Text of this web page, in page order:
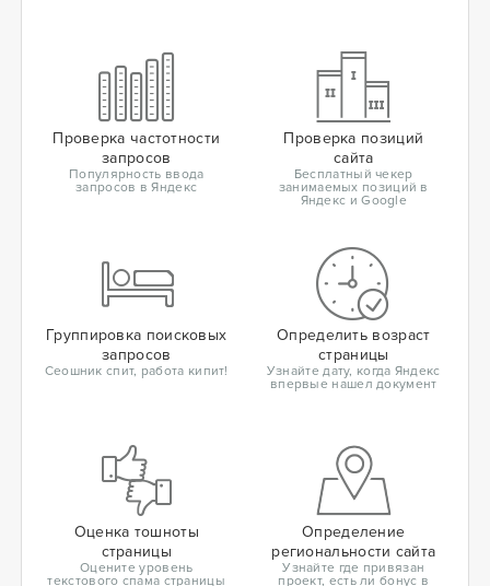
Проверка частотности
запросов
Популярность ввода
запросов в Яндекс
Проверка позиций
сайта
Бесплатный чекер
занимаемых позиций в
Яндекс и Google
Группировка поисковых
запросов
Сеошник спит, работа кипит!
Определить возраст
страницы
Узнайте дату, когда Яндекс
впервые нашел документ
Оценка тошноты
страницы
Оцените уровень
текстового спама страницы
Определение
региональности сайта
Узнайте где привязан
проект, есть ли бонус в